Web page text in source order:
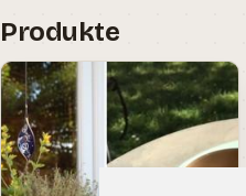
Produkte